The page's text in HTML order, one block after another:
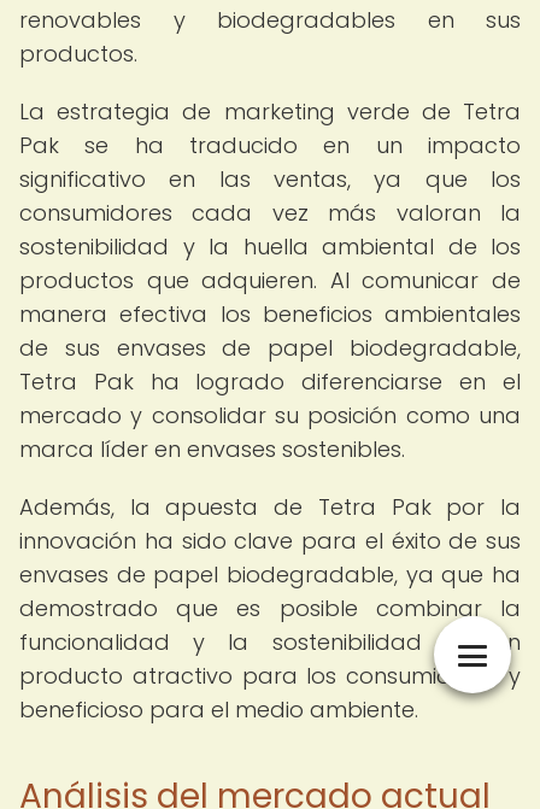
renovables y biodegradables en sus
productos.
La estrategia de marketing verde de Tetra
Pak se ha traducido en un impacto
significativo en las ventas, ya que los
consumidores cada vez más valoran la
sostenibilidad y la huella ambiental de los
productos que adquieren. Al comunicar de
manera efectiva los beneficios ambientales
de sus envases de papel biodegradable,
Tetra Pak ha logrado diferenciarse en el
mercado y consolidar su posición como una
marca líder en envases sostenibles.
Además, la apuesta de Tetra Pak por la
innovación ha sido clave para el éxito de sus
envases de papel biodegradable, ya que ha
demostrado que es posible combinar la
funcionalidad y la sostenibilidad en un
producto atractivo para los consumidores y
beneficioso para el medio ambiente.
Análisis del mercado actual